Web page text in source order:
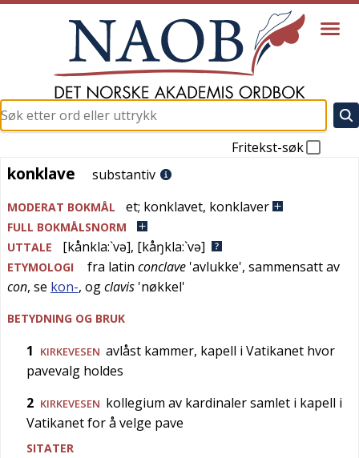
Fritekst-søk
konklave
konklave substantiv
MODERAT BOKMÅL et; konklavet, konklaver
FULL BOKMÅLSNORM
UTTALE
[kånkla:`və], [kåŋkla:`və]
ETYMOLOGI fra latin conclave 'avlukke', sammensatt av
con, se kon-, ogclavis 'nøkkel'
BETYDNING OG BRUK
1 KIRKEVESEN avlåst kammer, kapell i Vatikanet hvor
pavevalg holdes
2 KIRKEVESEN kollegium av kardinaler samlet i kapell i
Vatikanet for å velge pave
SITATER